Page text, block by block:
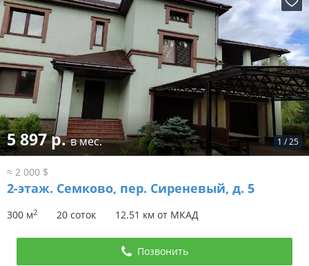
1 /25
5 897 р.в мес.
≈ 2 000 $
2-этаж. Семково, пер. Сиреневый, д. 5
300 м2 20 соток 12.51 км от МКАД
Позвонить